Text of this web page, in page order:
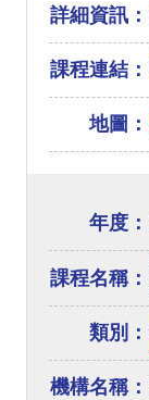
詳細資訊：
課程連結：
地圖：
年度：
課程名稱：
類別：
機構名稱：